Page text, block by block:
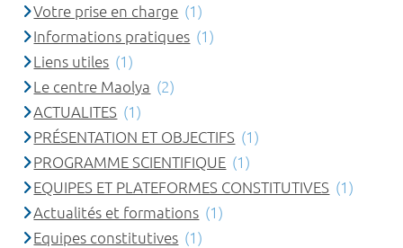
Votre prise en charge (1)
Informations pratiques (1)
Liens utiles (1)
Le centre Maolya (2)
ACTUALITES (1)
PRÉSENTATION ET OBJECTIFS (1)
PROGRAMME SCIENTIFIQUE (1)
EQUIPES ET PLATEFORMES CONSTITUTIVES (1)
Actualités et formations (1)
Equipes constitutives (1)